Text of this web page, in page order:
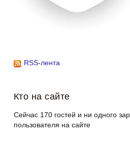
RSS-лента
Кто на сайте
Сейчас 170 гостей и ни одного
пользователя на сайте